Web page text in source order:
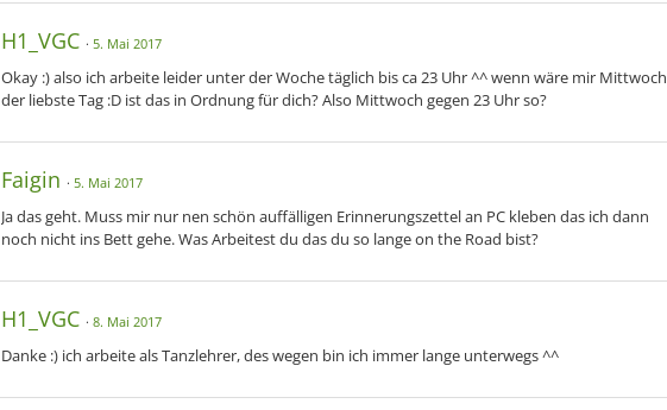
H1_VGC 5. Mai 2017
Okay :) also ich arbeite leider unter der Woche täglich bis ca 23 Uhr ^^ wenn wäre mir Mittwoch
der liebste Tag :D ist das in Ordnung für dich? Also Mittwoch gegen 23 Uhr so?
Faigin 5. Mai 2017
Ja das geht. Muss mir nur nen schön auffälligen Erinnerungszettel an PC kleben das ich dann
noch nicht ins Bett gehe. Was Arbeitest du das du so lange on the Road bist?
H1_VGC 8. Mai 2017
Danke :) ich arbeite als Tanzlehrer, des wegen bin ich immer lange unterwegs ^^